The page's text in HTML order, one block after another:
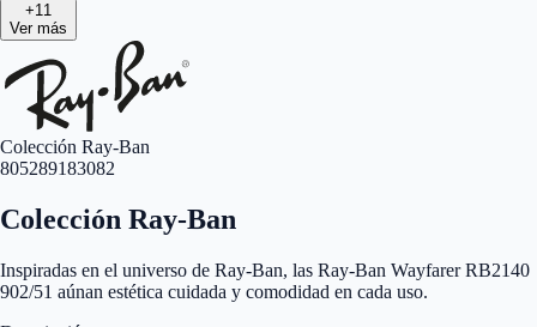
+11
Ver más
Colección Ray-Ban
805289183082
Colección Ray-Ban
Inspiradas en el universo de Ray-Ban, las Ray-Ban Wayfarer RB2140
902/51 aúnan estética cuidada y comodidad en cada uso.